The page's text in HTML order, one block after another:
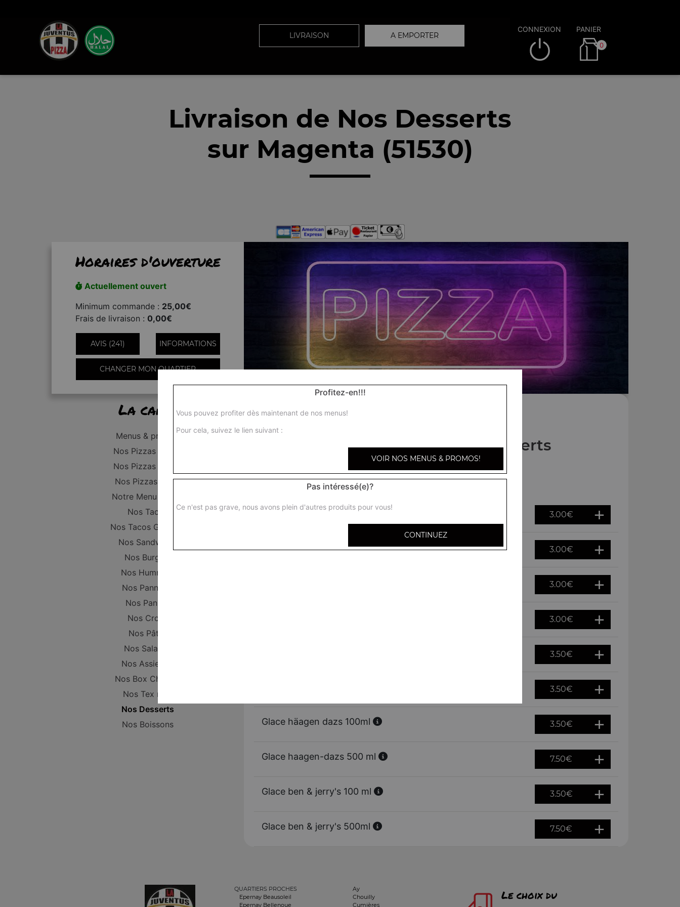
LIVRAISON A EMPORTER
CONNEXION PANIER
0
Livraison de Nos Desserts
sur Magenta (51530)
Horaires d'ouverture
Actuellement ouvert
Minimum commande : 25,00€
Frais de livraison : 0,00€
AVIS (241) INFORMATIONS
CHANGER MON QUARTIER
La carte
Menus & promos
Nos Pizzas Junior
Nos Pizzas Senior
Nos Pizzas Méga
Notre Menu Enfant
Nos Tacos
Nos Tacos Gratinés
Nos Sandwichs
Nos Burgers
Nos Hummers
Nos Pannizza
Nos Paninis
Nos Croqs
Nos Pâtes
Nos Salades
Nos Assiettes
Nos Box Chicken
Nos Tex mex
Nos Desserts
Nos Boissons
Nos Desserts
Brownie 3.00€
3.00€
3.00€
3.00€
3.50€
3.50€
Glace häagen dazs 100ml 3.50€
Glace haagen-dazs 500 ml 7.50€
Glace ben & jerry's 100 ml 3.50€
Glace ben & jerry's 500ml 7.50€
QUARTIERS PROCHES
Epernay Beausoleil
Epernay Bellenoue
Ay
Chouilly
Cumières
Le choix du
Profitez-en!!!
Vous pouvez profiter dès maintenant de nos menus!
Pour cela, suivez le lien suivant :
VOIR NOS MENUS & PROMOS!
Pas intéressé(e)?
Ce n'est pas grave, nous avons plein d'autres produits pour vous!
CONTINUEZ